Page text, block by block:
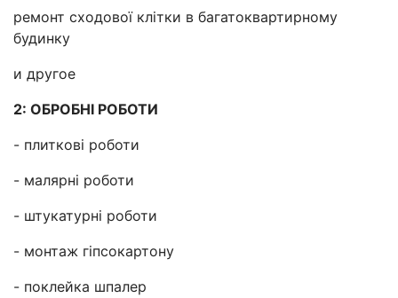
ремонт сходової клітки в багатоквартирному
будинку
и другое
2: ОБРОБНІ РОБОТИ
- плиткові роботи
- малярні роботи
- штукатурні роботи
- монтаж гіпсокартону
- поклейка шпалер